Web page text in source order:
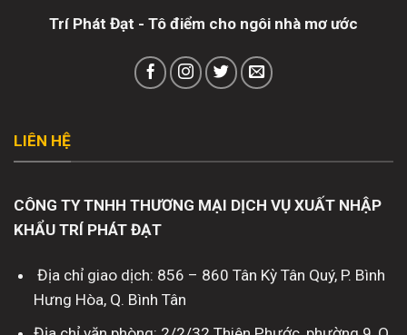
Trí Phát Đạt - Tô điểm cho ngôi nhà mơ ước
LIÊN HỆ
CÔNG TY TNHH THƯƠNG MẠI DỊCH VỤ XUẤT NHẬP
KHẨU TRÍ PHÁT ĐẠT
Địa chỉ giao dịch: 856 – 860 Tân Kỳ Tân Quý, P. Bình
Hưng Hòa, Q. Bình Tân